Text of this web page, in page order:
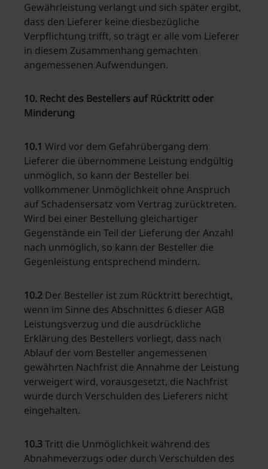
Gewährleistung verlangt und sich später ergibt,
dass den Lieferer keine diesbezügliche
Verpflichtung trifft, so trägt er alle vom Lieferer
in diesem Zusammenhang gemachten
angemessenen Aufwendungen.
10. Recht des Bestellers auf Rücktritt oder
Minderung
10.1 Wird vor dem Gefahrübergang dem
Lieferer die übernommene Leistung endgültig
unmöglich, so kann der Besteller bei
vollkommener Unmöglichkeit ohne Anspruch
auf Schadensersatz vom Vertrag zurücktreten.
Wird bei einer Bestellung gleichartiger
Gegenstände ein Teil der Lieferung der Anzahl
nach unmöglich, so kann der Besteller die
Gegenleistung entsprechend mindern.
10.2 Der Besteller ist zum Rücktritt berechtigt,
wenn im Sinne des Abschnittes 6 dieser AGB
Leistungsverzug und die ausdrückliche
Erklärung des Bestellers vorliegt, dass nach
Ablauf der vom Besteller angemessenen
gewährten Nachfrist die Annahme der Leistung
verweigert wird, vorausgesetzt, die Nachfrist
wurde durch Verschulden des Lieferers nicht
eingehalten.
10.3Tritt die Unmöglichkeit während des
Abnahmeverzugs oder durch Verschulden des